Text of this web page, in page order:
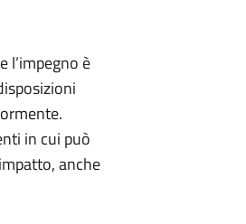
l’impegno è
in cui può
anche